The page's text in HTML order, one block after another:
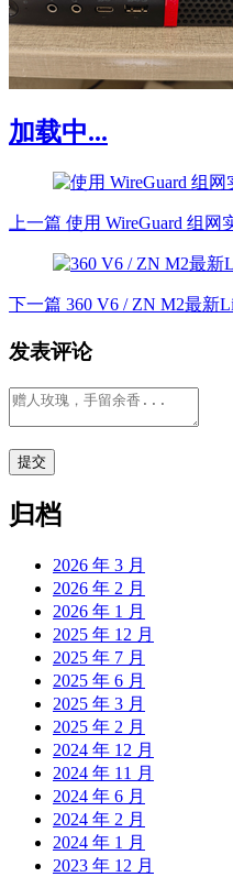
加载中...
上一篇 使用 WireGuard 组网
下一篇 360 V6 / ZN M2最新
发表评论
归档
2026 年 3 月
2026 年 2 月
2026 年 1 月
2025 年 12 月
2025 年 7 月
2025 年 6 月
2025 年 3 月
2025 年 2 月
2024 年 12 月
2024 年 11 月
2024 年 6 月
2024 年 2 月
2024 年 1 月
2023 年 12 月